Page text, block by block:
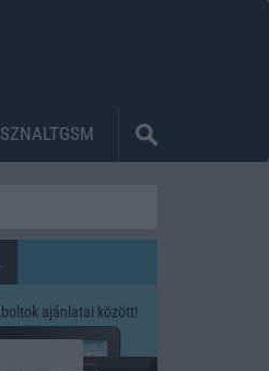
ajánlatai között!